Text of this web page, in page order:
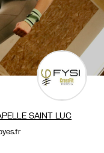
SAINT LUC